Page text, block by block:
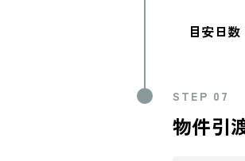
目安日数
STEP 07
物件引